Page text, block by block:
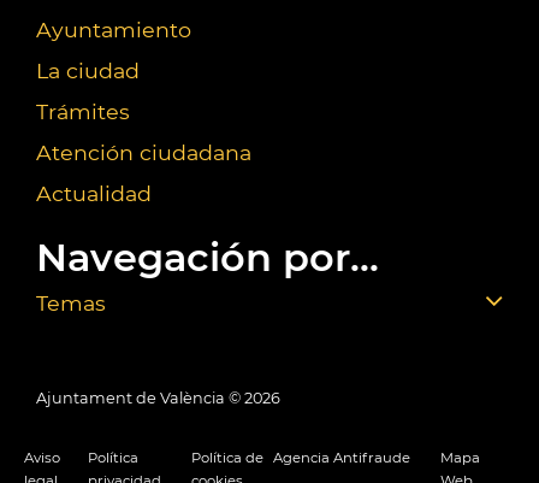
Ayuntamiento
La ciudad
Trámites
Atención ciudadana
Actualidad
Navegación por...
Temas
Ajuntament de València © 2026
Aviso
Política
Política de Agencia Antifraude
Mapa